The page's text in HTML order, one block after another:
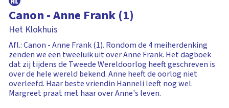
Canon - Anne Frank (1)
Het Klokhuis
Afl.: Canon - Anne Frank (1). Rondom de 4 meiherdenking
zenden we een tweeluik uit over Anne Frank. Het dagboek
dat zij tijdens de Tweede Wereldoorlog heeft geschreven is
over de hele wereld bekend. Anne heeft de oorlog niet
overleefd. Haar beste vriendin Hanneli leeft nog wel.
Margreet praat met haar over Anne's leven.